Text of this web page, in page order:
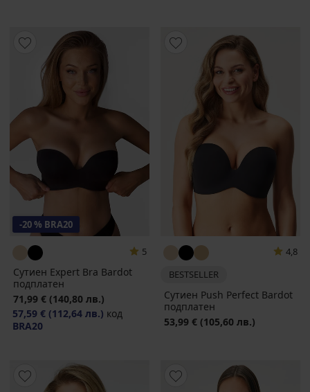
-20 % BRA20
5
Сутиен Expert Bra Bardot
подплатен
71,99 € (140,80 лв.)
57,59 € (112,64 лв.) код
BRA20
4,8
BESTSELLER
Сутиен Push Perfect Bardot
подплатен
53,99 € (105,60 лв.)